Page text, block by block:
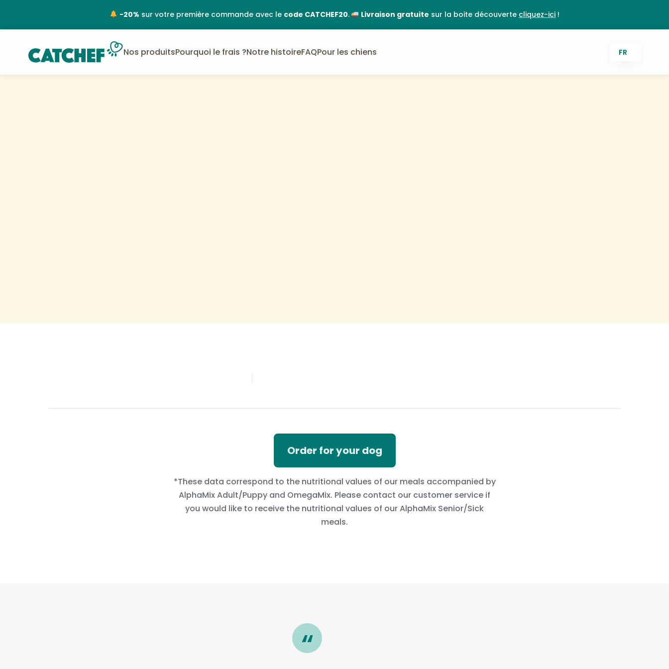
-20% sur votre première commande avec le code CATCHEF20. Livraison gratuite sur la boite découverte cliquez-ici !
Nos produitsPourquoi le frais ?Notre histoireFAQPour les chiens FR
Order for your dog
*These data correspond to the nutritional values of our meals accompanied by
AlphaMix Adult/Puppy and OmegaMix. Please contact our customer service if
you would like to receive the nutritional values of our AlphaMix Senior/Sick
meals.
“